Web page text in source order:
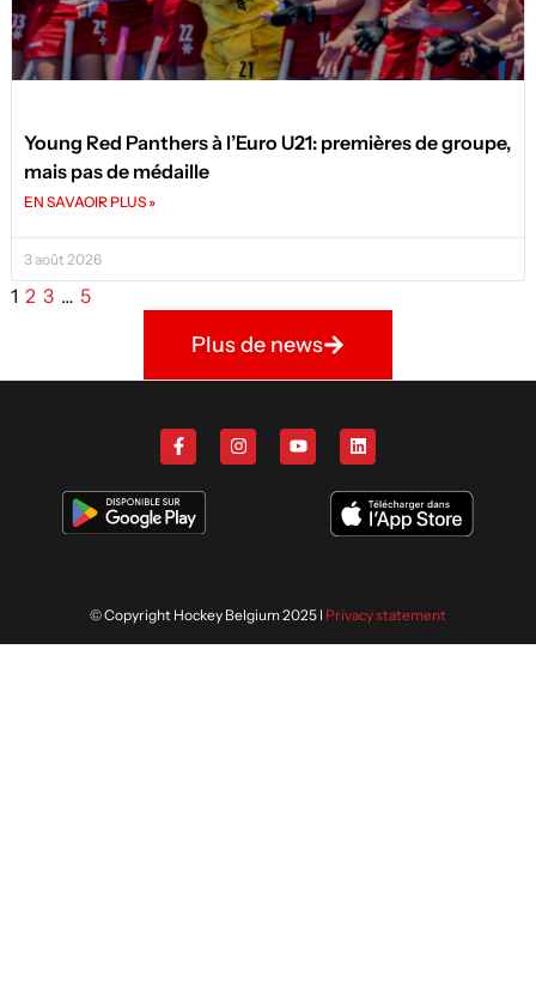
Young Red Panthers à l’Euro U21: premières de groupe,
mais pas de médaille
EN SAVAOIR PLUS »
3 août 2026
1 2 3 … 5
Plus de news
© Copyright Hockey Belgium 2025 I Privacy statement